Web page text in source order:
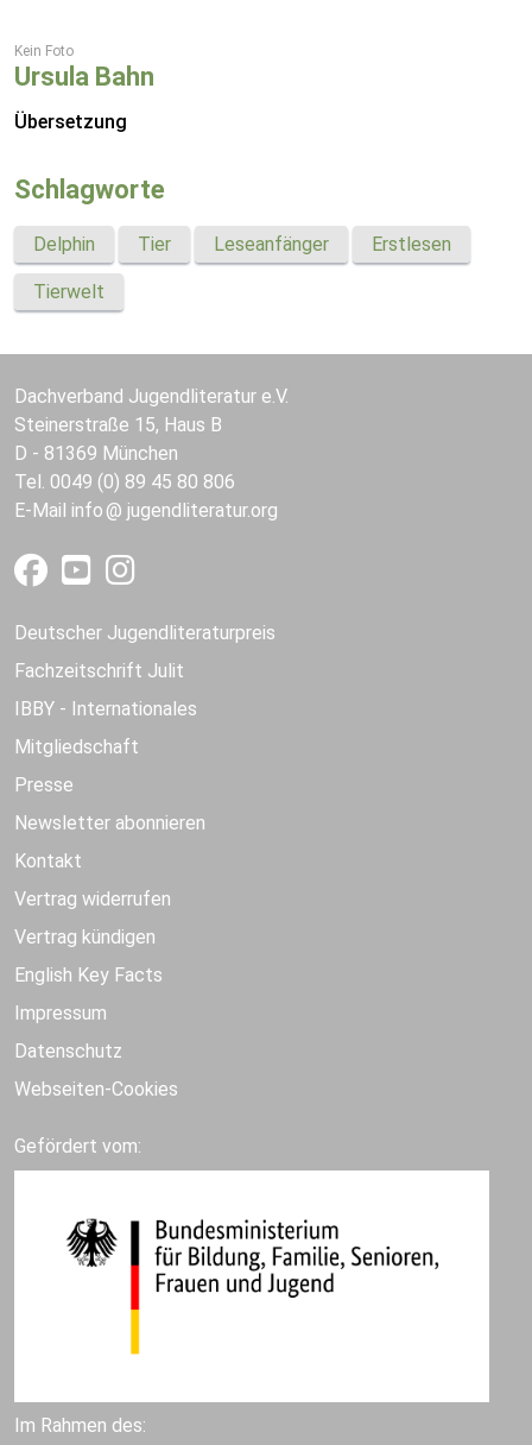
Kein Foto
Ursula Bahn
Übersetzung
Schlagworte
Delphin Tier Leseanfänger Erstlesen
Tierwelt
Dachverband Jugendliteratur e.V.
Steinerstraße 15, Haus B
D - 81369 München
Tel. 0049 (0) 89 45 80 806
E-Mail info jugendliteratur.org
Deutscher Jugendliteraturpreis
Fachzeitschrift Julit
IBBY - Internationales
Mitgliedschaft
Presse
Newsletter abonnieren
Kontakt
Vertrag widerrufen
Vertrag kündigen
English Key Facts
Impressum
Datenschutz
Webseiten-Cookies
Gefördert vom:
Im Rahmen des: